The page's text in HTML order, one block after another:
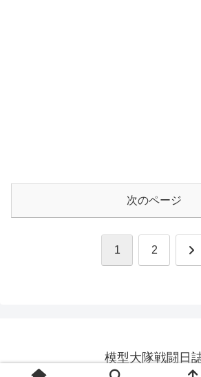
次のページ
1 2 次
模型大隊戦闘日